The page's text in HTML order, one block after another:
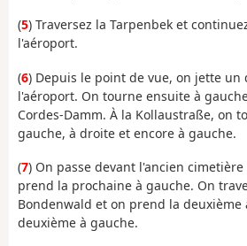
(5) Traversez la Tarpenbek et
l'aéroport.
(6) Depuis le point de vue, on jette
l'aéroport. On tourne ensuite à
Cordes-Damm. À la Kollaustraße, on
gauche, à droite et encore à gauche.
(7) On passe devant l'ancien
prend la prochaine à gauche. On
Bondenwald et on prend la deuxième
deuxième à gauche.